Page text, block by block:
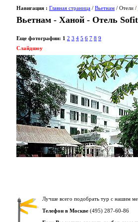
Навигация : Главная страница / Вьетнам / Отели /
Вьетнам - Ханой - Отель
Еще фотографии: 1 2 3 4 5 6 7 8 9
Слайдшоу
Лучше всего подобрать тур с нашим
Телефон в Москве (495) 287-60-86